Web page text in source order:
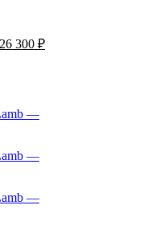
Первоначальная
26 300 ₽Текущая